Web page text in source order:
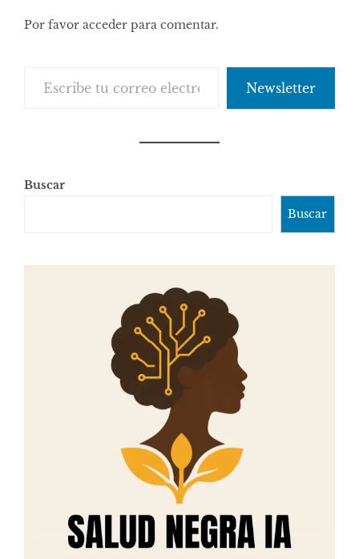
Por favor acceder para comentar.
Newsletter
Buscar
Buscar